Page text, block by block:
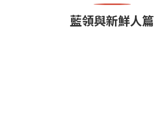
藍領與新鮮人篇